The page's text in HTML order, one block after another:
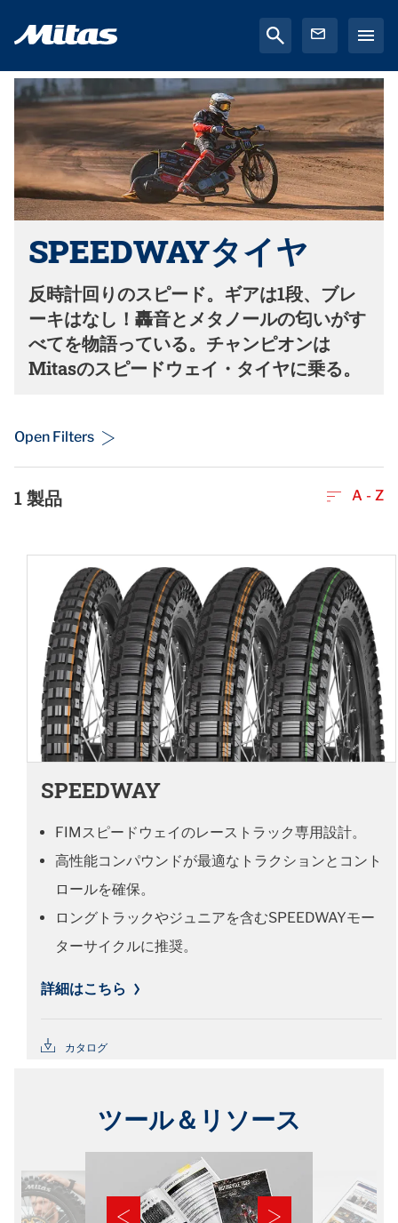
SPEEDWAYタイヤ
反時計回りのスピード。ギアは1段、ブレ
ーキはなし！轟音とメタノールの匂いがす
べてを物語っている。チャンピオンは
Mitasのスピードウェイ・タイヤに乗る。
Open Filters
1製品 A - Z
SPEEDWAY
FIMスピードウェイのレーストラック専用設計。
高性能コンパウンドが最適なトラクションとコント
ロールを確保。
ロングトラックやジュニアを含むSPEEDWAYモー
ターサイクルに推奨。
詳細はこちら
カタログ
ツール＆リソース